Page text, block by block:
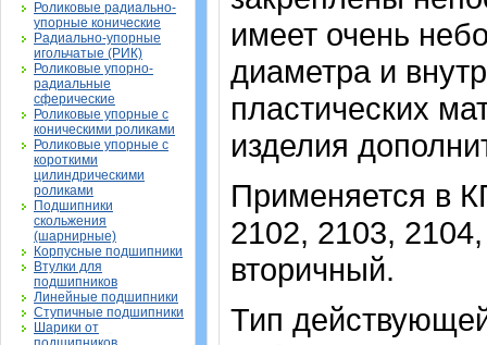
Роликовые радиально-
упорные конические
Радиально-упорные
игольчатые (РИК)
Роликовые упорно-
радиальные
сферические
Роликовые упорные с
коническими роликами
Роликовые упорные с
короткими
цилиндрическими
роликами
Подшипники
скольжения
(шарнирные)
Корпусные подшипники
Втулки для
подшипников
Линейные подшипники
Ступичные подшипники
Шарики от
имеет очень
диаметра и
пластических
изделия
Применяется в
2102, 2103,
вторичный.
Тип